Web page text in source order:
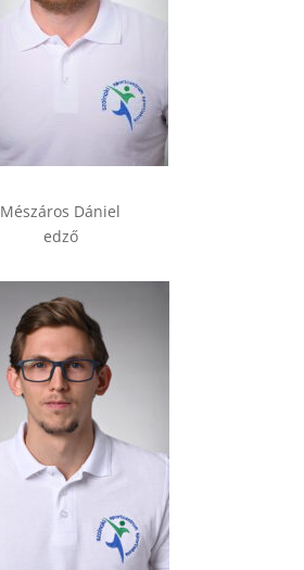
Mészáros Dániel
edző